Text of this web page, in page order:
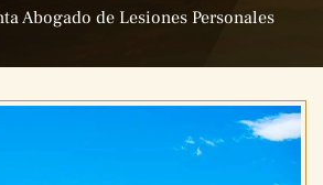
Abogado de Lesiones Personales